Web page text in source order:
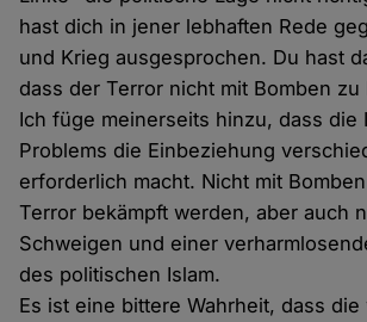
hast dich in jener lebhaften Rede
und Krieg ausgesprochen. Du hast
dass der Terror nicht mit Bomben
Ich füge meinerseits hinzu, dass die
Problems die Einbeziehung
erforderlich macht. Nicht mit
Terror bekämpft werden, aber auch
Schweigen und einer
des politischen Islam.
Es ist eine bittere Wahrheit, dass